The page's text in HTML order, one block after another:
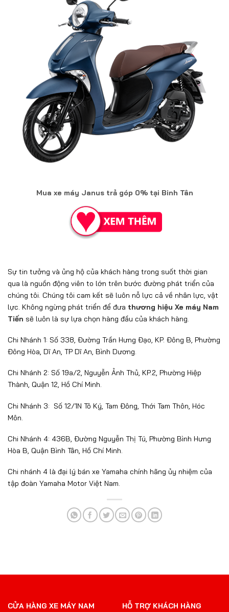
Mua xe máy Janus trả góp 0% tại Binh Tân
Sự tin tưởng và ủng hộ của khách hàng trong suốt thời gian
qua là nguồn động viên to lớn trên bước đường phát triển của
chúng tôi. Chúng tôi cam kết sẽ luôn nỗ lực cả về nhân lực, vật
lực. Không ngừng phát triển để đưa thương hiệu Xe máy Nam
Tiến sẽ luôn là sự lựa chọn hàng đầu của khách hàng.
Chi Nhánh 1: Số 338, Đường Trần Hưng Đạo, KP. Đông B, Phường
Đông Hòa, Dĩ An, TP Dĩ An, Bình Dương.
Chi Nhánh 2: Số 19a/2, Nguyễn Ảnh Thủ, KP.2, Phường Hiệp
Thành, Quận 12, Hồ Chí Minh.
Chi Nhánh 3: Số 12/1N Tô Ký, Tam Đông, Thới Tam Thôn, Hóc
Môn.
Chi Nhánh 4: 436B, Đường Nguyễn Thị Tú, Phường Bình Hưng
Hòa B, Quận Bình Tân, Hồ Chí Minh.
Chi nhánh 4 là đại lý bán xe Yamaha chính hãng ủy nhiệm của
tập đoàn Yamaha Motor Việt Nam.
CỬA HÀNG XE MÁY NAM
HỖ TRỢ KHÁCH HÀNG